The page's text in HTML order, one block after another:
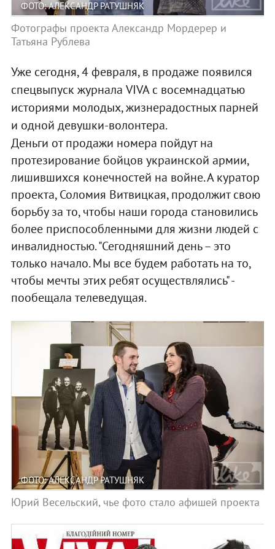
ФОТО: АЛЕКСАНДР РАТУШНЯК
Фотографы проекта Александр Мордерер и
Татьяна Рублева
Уже сегодня, 4 февраля, в продаже появился
спецвыпуск журнала VIVA с восемнадцатью
историями молодых, жизнерадостных парней
и одной девушки-волонтера.
Деньги от продажи номера пойдут на
протезирование бойцов украинской армии,
лишившихся конечностей на войне. А куратор
проекта, Соломия Витвицкая, продолжит свою
борьбу за то, чтобы наши города становились
более приспособленными для жизни людей с
инвалидностью. "Сегодняшний день – это
только начало. Мы все будем работать на то,
чтобы мечты этих ребят осуществлялись" -
пообещала телеведущая.
ФОТО: АЛЕКСАНДР РАТУШНЯК
Юрий Весельский, чье фото стало афишей проекта